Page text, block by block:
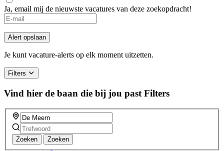
Ja, email mij de nieuwste vacatures van deze zoekopdracht!
Alert opslaan
Je kunt vacature-alerts op elk moment uitzetten.
Filters
Vind hier de baan die bij jou past Filters
Zoeken Zoeken